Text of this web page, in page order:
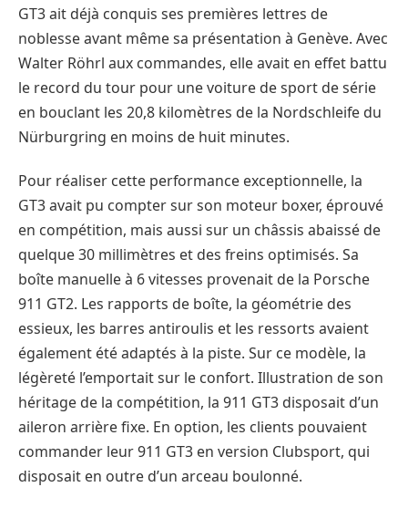
GT3 ait déjà conquis ses premières lettres de
noblesse avant même sa présentation à Genève. Avec
Walter Röhrl aux commandes, elle avait en effet battu
le record du tour pour une voiture de sport de série
en bouclant les 20,8 kilomètres de la Nordschleife du
Nürburgring en moins de huit minutes.
Pour réaliser cette performance exceptionnelle, la
GT3 avait pu compter sur son moteur boxer, éprouvé
en compétition, mais aussi sur un châssis abaissé de
quelque 30 millimètres et des freins optimisés. Sa
boîte manuelle à 6 vitesses provenait de la Porsche
911 GT2. Les rapports de boîte, la géométrie des
essieux, les barres antiroulis et les ressorts avaient
également été adaptés à la piste. Sur ce modèle, la
légèreté l’emportait sur le confort. Illustration de son
héritage de la compétition, la 911 GT3 disposait d’un
aileron arrière fixe. En option, les clients pouvaient
commander leur 911 GT3 en version Clubsport, qui
disposait en outre d’un arceau boulonné.